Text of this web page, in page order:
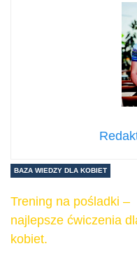
BAZA WIEDZY DLA KOBIET
Trening na pośladki –
najlepsze ćwiczenia
kobiet.